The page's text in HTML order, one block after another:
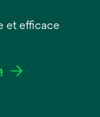
et efficace